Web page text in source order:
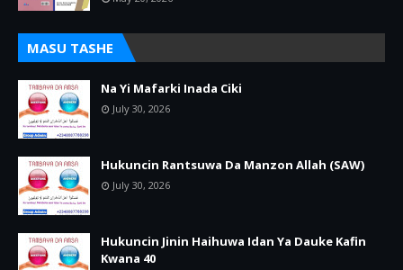
MASU TASHE
Na Yi Mafarki Inada Ciki
July 30, 2026
Hukuncin Rantsuwa Da Manzon Allah (SAW)
July 30, 2026
Hukuncin Jinin Haihuwa Idan Ya Dauke Kafin
Kwana 40